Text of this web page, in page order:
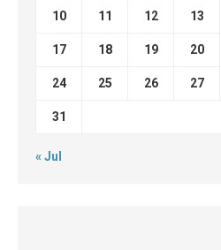
10 11 12 13
17 18 19 20
24 25 26 27
31
« Jul